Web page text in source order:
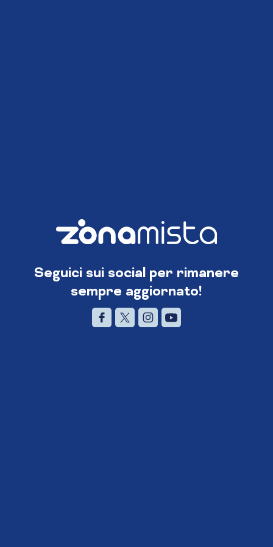
Seguici sui social per rimanere
sempre aggiornato!